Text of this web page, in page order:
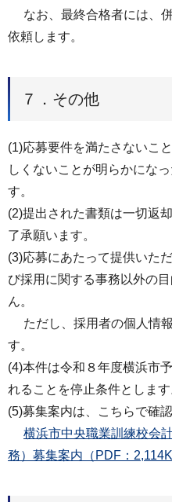
なお、最終合格者には、
依頼します。
７．その他
(1)応募要件を満たさないこ
しくないことが明らかにな
す。
(2)提出された書類は⼀切返
了承願います。
(3)応募にあたって提供いた
び採⽤に関する事務以外の
ん。
ただし、採⽤者の個⼈情
す。
(4)本件は令和８年度横浜市
れることを停止条件とします
(5)募集案内は、こちらで確
横浜市中央職業訓練校会
務）募集案内（PDF：